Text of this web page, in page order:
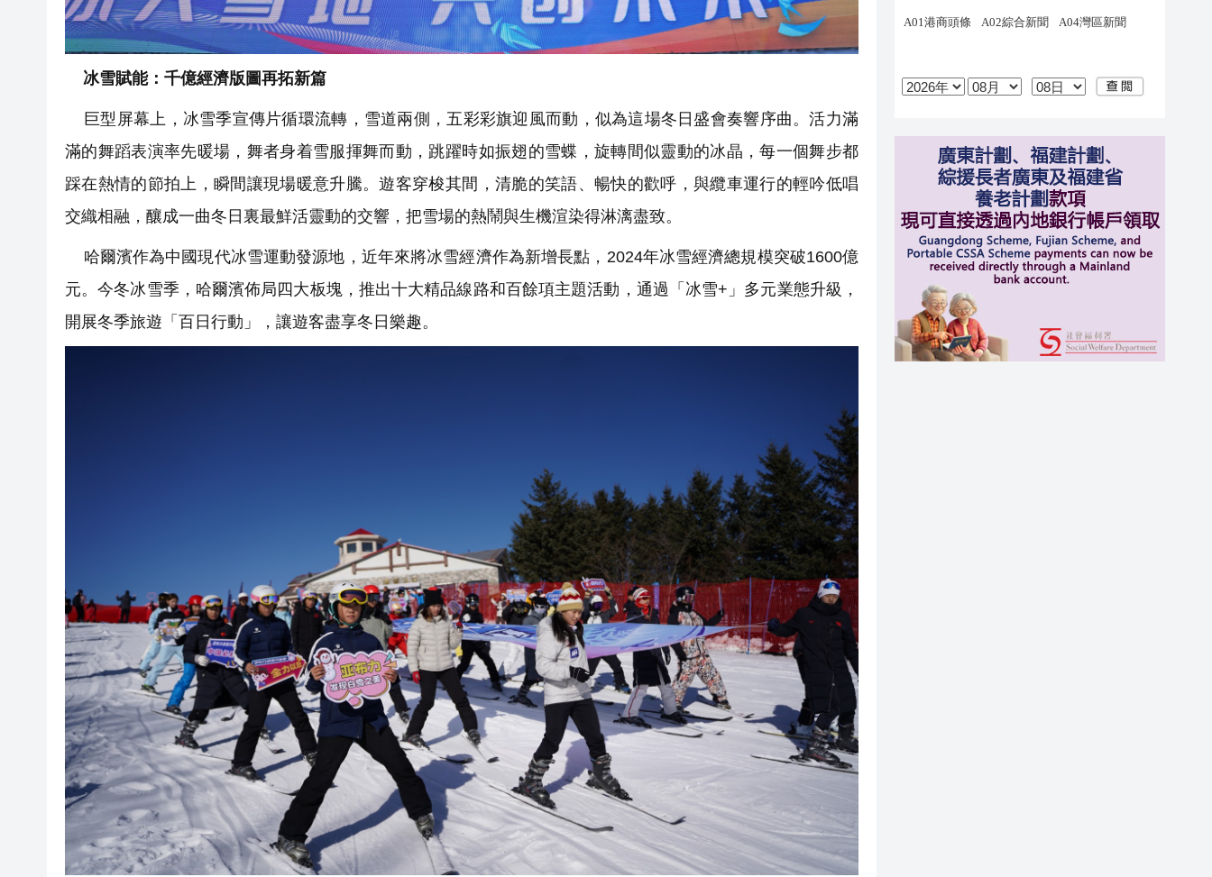
冰雪賦能：千億經濟版圖再拓新篇
巨型屏幕上，冰雪季宣傳片循環流轉，雪道兩側，五彩彩旗迎風而動，似為這場冬日盛會奏響序曲。活力滿
滿的舞蹈表演率先暖場，舞者身着雪服揮舞而動，跳躍時如振翅的雪蝶，旋轉間似靈動的冰晶，每一個舞步都
踩在熱情的節拍上，瞬間讓現場暖意升騰。遊客穿梭其間，清脆的笑語、暢快的歡呼，與纜車運行的輕吟低唱
交織相融，釀成一曲冬日裏最鮮活靈動的交響，把雪場的熱鬧與生機渲染得淋漓盡致。
哈爾濱作為中國現代冰雪運動發源地，近年來將冰雪經濟作為新增長點，2024年冰雪經濟總規模突破1600億
元。今冬冰雪季，哈爾濱佈局四大板塊，推出十大精品線路和百餘項主題活動，通過「冰雪+」多元業態升級，
開展冬季旅遊「百日行動」，讓遊客盡享冬日樂趣。